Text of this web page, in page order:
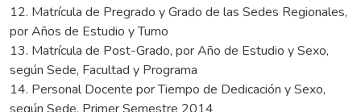
12. Matrícula de Pregrado y Grado de las Sedes Regionales,
por Años de Estudio y Turno
13. Matrícula de Post-Grado, por Año de Estudio y Sexo,
según Sede, Facultad y Programa
14. Personal Docente por Tiempo de Dedicación y Sexo,